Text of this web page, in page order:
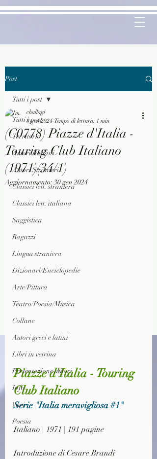
Post
Tutti i post
Territorio
Autori Italiani
Autori Stranieri
Classici lett. straniera
Classici lett. italiana
Saggistica
Ragazzi
Lingua straniera
Dizionari/Enciclopedie
Arte/Pittura
Teatro/Poesia/Musica
Collane
Autori greci e latini
Libri in vetrina
Presentazione autori
Info
Vari
Poesia
Tutti i post
(C0778) Piazze d'Italia -
Touring Club Italiano
(1971)(34/1)
challagi
8 gen 2024 Tempo di lettura: 1 min
Aggiornamento:30 gen 2024
Piazze d'Italia - Touring
Club Italiano
Serie "Italia meravigliosa #1"
Italiano | 1971 | 191 pagine
Introduzione di Cesare Brandi